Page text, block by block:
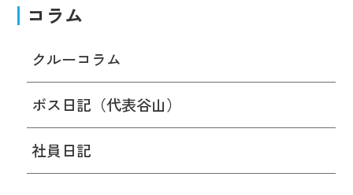
コラム
クルーコラム
ボス日記（代表谷山）
社員日記